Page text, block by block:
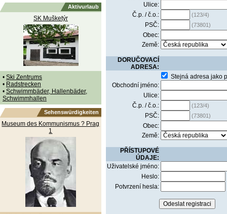
Aktivurlaub
SK Mušketýr
• Ski Zentrums
• Radstrecken
• Schwimmbäder, Hallenbäder,
Schwimmhallen
Sehenswürdigkeiten
Museum des Kommunismus ? Prag
1
Ulice:
Č.p. / č.o.:
(123/4)
PSČ: (73801)
Obec:
Země:
DORUČOVACÍ
ADRESA:
Stejná adresa jako
Obchodní jméno:
Ulice:
Č.p. / č.o.:
(123/4)
PSČ: (73801)
Obec:
Země:
PŘÍSTUPOVÉ
ÚDAJE:
Uživatelské jméno:
Heslo:
Potvrzení hesla: